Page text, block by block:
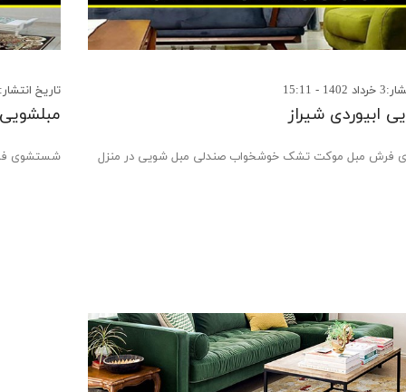
- 15:11
ابیوردی شیراز
فرش مبل موکت تشک خوشخواب صندلی مبل شویی در منزل
تاریخ انتشار:16 اردیبهشت 1402 -
مبلشویی
شستشوی